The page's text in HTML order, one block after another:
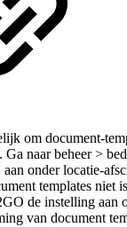
om document-
Ga naar beheer >
onder locatie-
templates niet
de instelling aan
van document